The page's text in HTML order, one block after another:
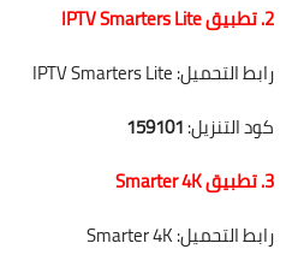
2. تطبيق IPTV Smarters Lite
رابط التحميل:IPTV Smarters Lite
كود التنزيل:159101
3. تطبيق Smarter 4K
رابط التحميل:Smarter 4K